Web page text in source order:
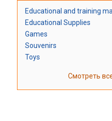
Educational and training
Educational Supplies
Games
Souvenirs
Toys
Смотреть